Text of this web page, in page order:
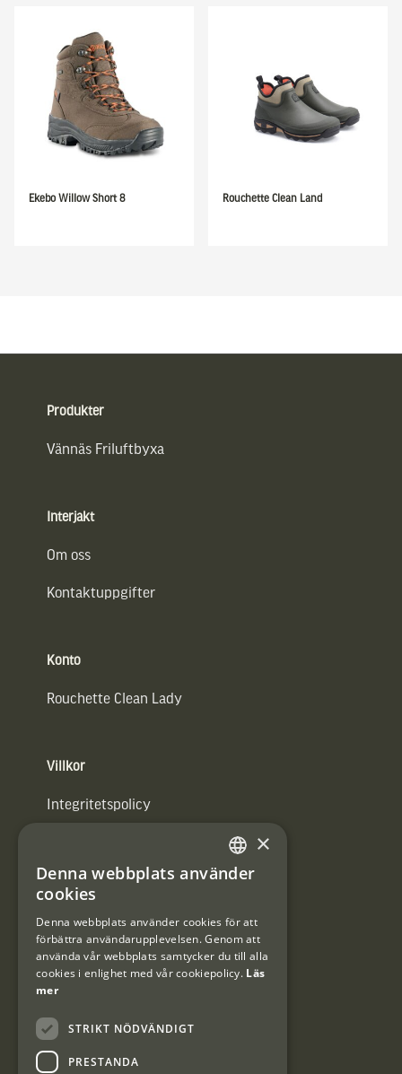
Ekebo Willow Short 8 Rouchette Clean Land
Produkter
Vännäs Friluftbyxa
Interjakt
Om oss
Kontaktuppgifter
Konto
Rouchette Clean Lady
Villkor
Integritetspolicy
#Interjaktfamily
Kundklubb
Information om kundklubben.
SWEDISH
×
Denna webbplats använder
cookies
Denna webbplats använder cookies för att
förbättra användarupplevelsen. Genom att
använda vår webbplats samtycker du till alla
cookies i enlighet med vår cookiepolicy. Läs
mer
STRIKT NÖDVÄNDIGT
PRESTANDA